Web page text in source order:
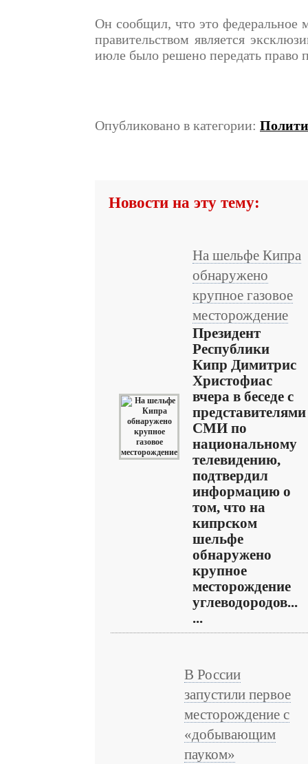
Он сообщил, что это федеральное
правительством является
июле было решено передать право
Опубликовано в категории:
Новости на эту тему:
На шельфе Кипра
обнаружено
крупное газовое
месторождение
Президент
Республики
Кипр Димитрис
Христофиас
вчера в беседе с
представителями
СМИ по
национальному
телевидению,
подтвердил
информацию о
том, что на
кипрском
шельфе
обнаружено
крупное
месторождение
углеводородов...
...
В России
запустили первое
месторождение с
«добывающим
пауком»